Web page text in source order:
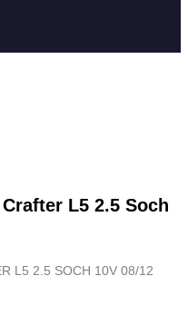
L5 2.5 Soch
L5 2.5 SOCH 10V 08/12